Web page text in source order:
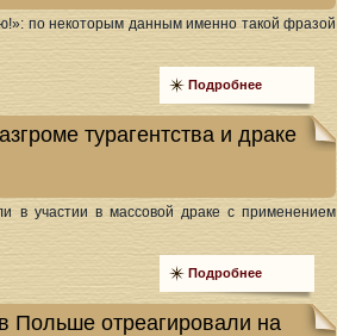
по некоторым данным именно такой фразой
Подробнее
турагентства и драке
в участии в массовой драке с применением
Подробнее
Польше отреагировали на